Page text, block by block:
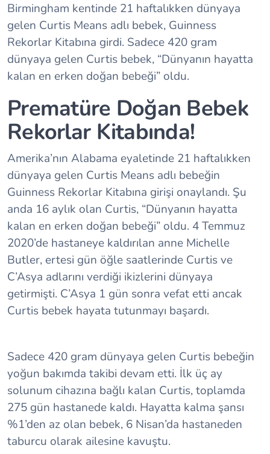
Birmingham kentinde 21 haftalıkken dünyaya
gelen Curtis Means adlı bebek, Guinness
Rekorlar Kitabına girdi. Sadece 420 gram
dünyaya gelen Curtis bebek, “Dünyanın hayatta
kalan en erken doğan bebeği” oldu.
Prematüre Doğan Bebek
Rekorlar Kitabında!
Amerika’nın Alabama eyaletinde 21 haftalıkken
dünyaya gelen Curtis Means adlı bebeğin
Guinness Rekorlar Kitabına girişi onaylandı. Şu
anda 16 aylık olan Curtis, “Dünyanın hayatta
kalan en erken doğan bebeği” oldu. 4 Temmuz
2020’de hastaneye kaldırılan anne Michelle
Butler, ertesi gün öğle saatlerinde Curtis ve
C’Asya adlarını verdiği ikizlerini dünyaya
getirmişti. C’Asya 1 gün sonra vefat etti ancak
Curtis bebek hayata tutunmayı başardı.
Sadece 420 gram dünyaya gelen Curtis bebeğin
yoğun bakımda takibi devam etti. İlk üç ay
solunum cihazına bağlı kalan Curtis, toplamda
275 gün hastanede kaldı. Hayatta kalma şansı
%1’den az olan bebek, 6 Nisan’da hastaneden
taburcu olarak ailesine kavuştu.